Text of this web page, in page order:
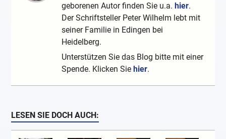
geborenen Autor finden Sie u.a.hier.
Der Schriftsteller Peter Wilhelm lebt mit
seiner Familie in Edingen bei
Heidelberg.
Unterstützen Sie das Blog bitte mit einer
Spende. Klicken Siehier.
LESEN SIE DOCH AUCH: